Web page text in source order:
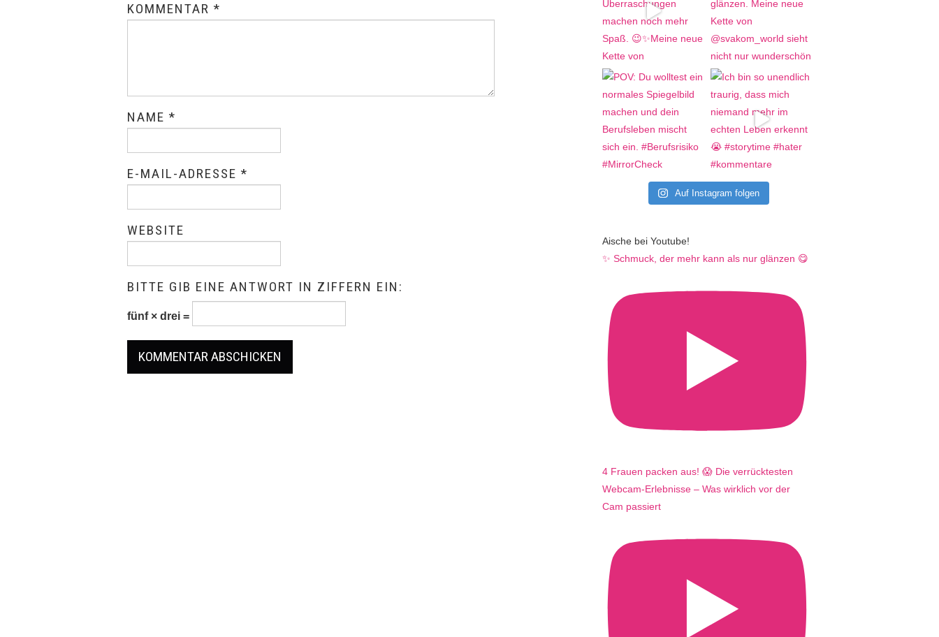
KOMMENTAR *
NAME *
E-MAIL-ADRESSE *
WEBSITE
BITTE GIB EINE ANTWORT IN ZIFFERN EIN:
fünf × drei =
Auf Instagram folgen
Aische bei Youtube!
✨ Schmuck, der mehr kann als nur glänzen 😋
4 Frauen packen aus! 😱 Die verrücktesten
Webcam-Erlebnisse – Was wirklich vor der
Cam passiert